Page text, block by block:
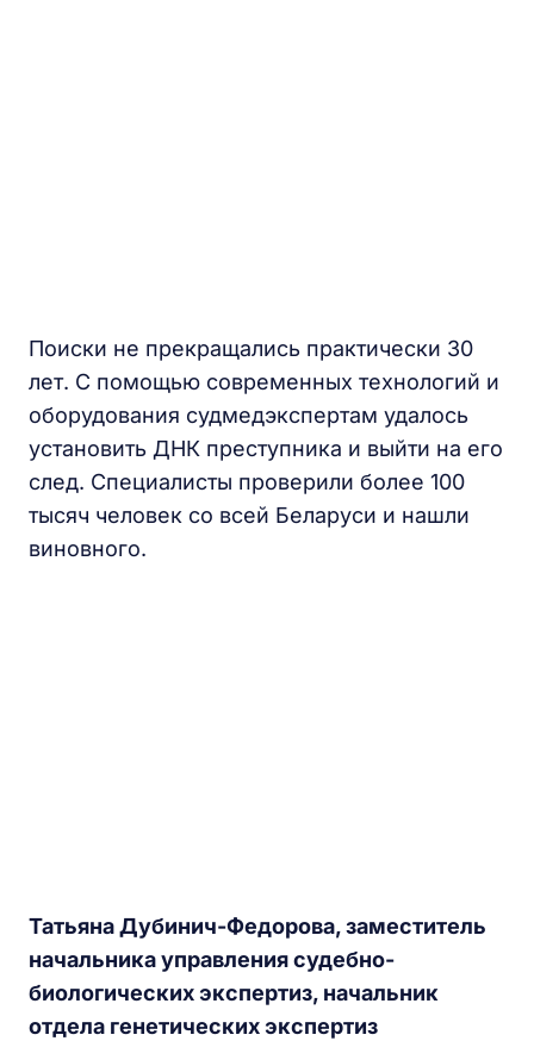
Поиски не прекращались практически 30
лет. С помощью современных технологий и
оборудования судмедэкспертам удалось
установить ДНК преступника и выйти на его
след. Специалисты проверили более 100
тысяч человек со всей Беларуси и нашли
виновного.
Татьяна Дубинич-Федорова, заместитель
начальника управления судебно-
биологических экспертиз, начальник
отдела генетических экспертиз